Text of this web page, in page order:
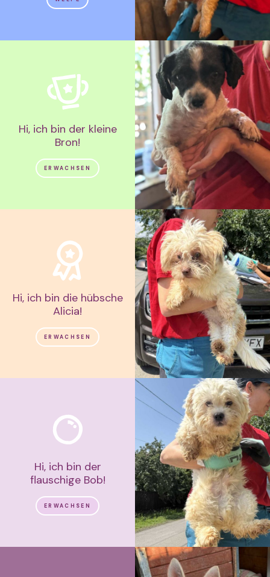
Hi, ich bin der kleine
Bron!
ERWACHSEN
Hi, ich bin die hübsche
Alicia!
ERWACHSEN
Hi, ich bin der
flauschige Bob!
ERWACHSEN